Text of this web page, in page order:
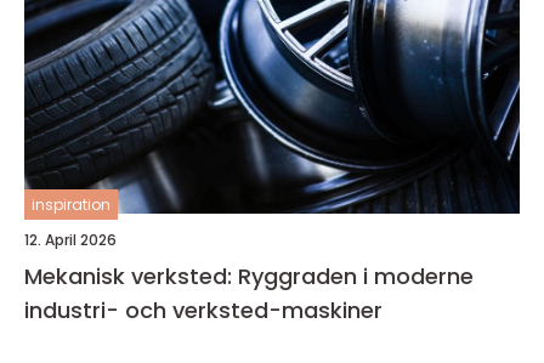
inspiration
12. April 2026
Mekanisk verksted: Ryggraden i moderne
industri- och verksted-maskiner